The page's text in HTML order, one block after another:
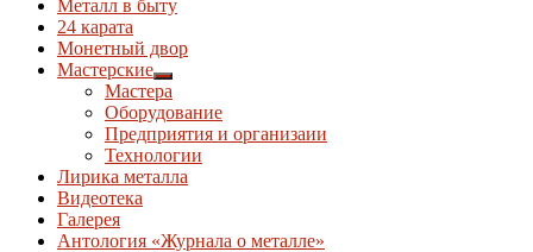
Металл в быту
24 карата
Монетный двор
Мастерские
Показывать
подменю
Мастера
Оборудование
Предприятия и организаии
Технологии
Лирика металла
Видеотека
Галерея
Антология «Журнала о металле»